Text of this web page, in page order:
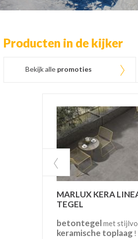
Producten in de kijker
Bekijk alle promoties
MARLUX KERA
TEGEL
betontegelmet
keramische toplaag !